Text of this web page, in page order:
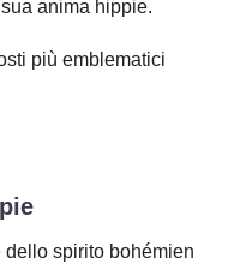
anima hippie.
più emblematici
dello spirito bohémien